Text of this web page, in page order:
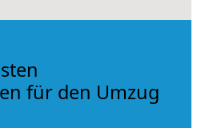
für den Umzug